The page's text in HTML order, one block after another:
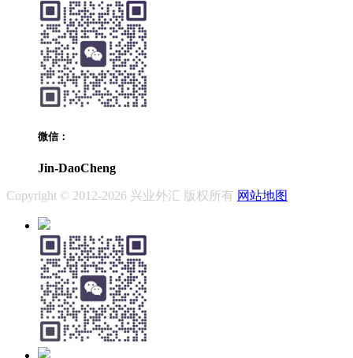
微信：
Jin-DaoCheng
Copyright © 2012-2026 兴业外汇 版权所有 网站地图